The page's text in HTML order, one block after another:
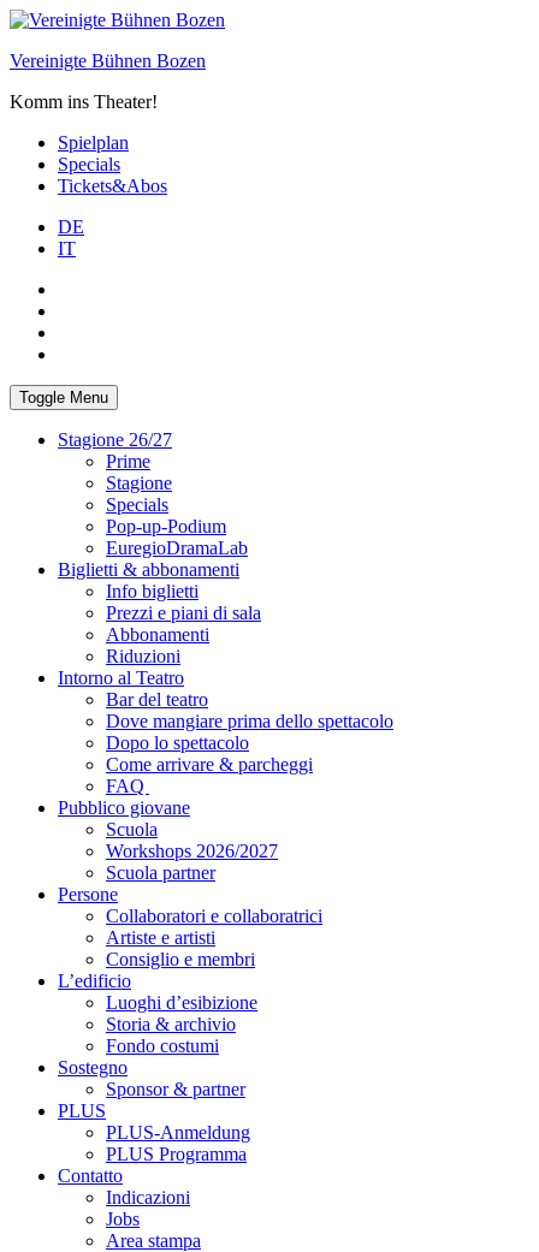
Skip
content
Vereinigte Bühnen Bozen
Komm ins Theater!
Spielplan
Specials
Tickets&Abos
DE
IT
Toggle Menu
Stagione 26/27
Prime
Stagione
Specials
Pop-up-Podium
EuregioDramaLab
Biglietti & abbonamenti
Info biglietti
Prezzi e piani di sala
Abbonamenti
Riduzioni
Intorno al Teatro
Bar del teatro
Dove mangiare prima dello spettacolo
Dopo lo spettacolo
Come arrivare & parcheggi
FAQ
Pubblico giovane
Scuola
Workshops 2026/2027
Scuola partner
Persone
Collaboratori e collaboratrici
Artiste e artisti
Consiglio e membri
L’edificio
Luoghi d’esibizione
Storia & archivio
Fondo costumi
Sostegno
Sponsor & partner
PLUS
PLUS-Anmeldung
PLUS Programma
Contatto
Indicazioni
Jobs
Area stampa